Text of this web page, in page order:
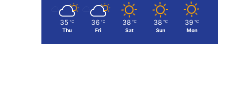
35 ℃
Thu
36 ℃
Fri
38 ℃
Sat
38 ℃
Sun
39 ℃
Mon